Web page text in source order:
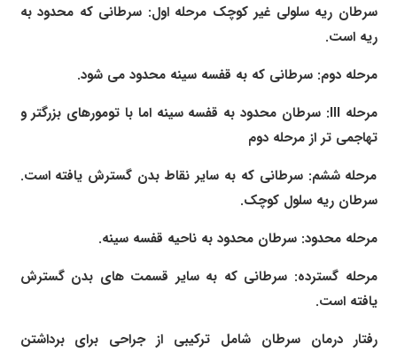
سرطان ریه سلولی غیر کوچک مرحله اول: سرطانی که محدود به
ریه است.
مرحله دوم: سرطانی که به قفسه سینه محدود می شود.
مرحله III: سرطان محدود به قفسه سینه اما با تومورهای بزرگتر و
تهاجمی تر از مرحله دوم
مرحله ششم: سرطانی که به سایر نقاط بدن گسترش یافته است.
سرطان ریه سلول کوچک.
مرحله محدود: سرطان محدود به ناحیه قفسه سینه.
مرحله گسترده: سرطانی که به سایر قسمت های بدن گسترش
یافته است.
رفتار درمان سرطان شامل ترکیبی از جراحی برای برداشتن